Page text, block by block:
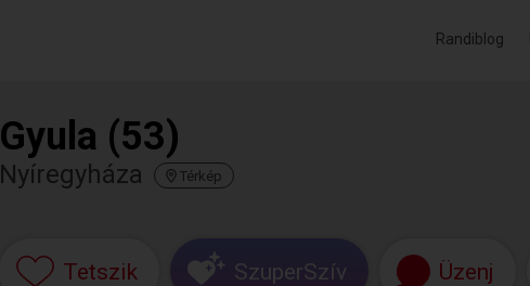
Randiblog
Gyula (53)
Nyíregyháza Térkép
Tetszik SzuperSzív Üzenj